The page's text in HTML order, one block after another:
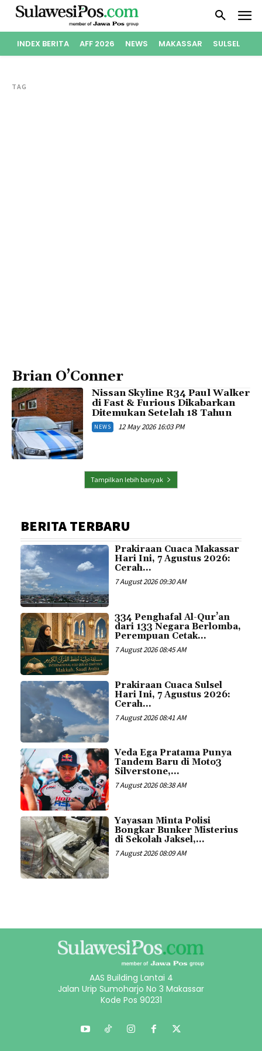
INDEX BERITA AFF 2026 NEWS MAKASSAR SULSEL
TAG
Brian O’Conner
Nissan Skyline R34 Paul Walker
di Fast & Furious Dikabarkan
Ditemukan Setelah 18 Tahun
NEWS 12 May 2026 16:03 PM
Tampilkan lebih banyak
BERITA TERBARU
Prakiraan Cuaca Makassar
Hari Ini, 7 Agustus 2026:
Cerah...
7 August 2026 09:30 AM
334 Penghafal Al-Qur’an
dari 133 Negara Berlomba,
Perempuan Cetak...
7 August 2026 08:45 AM
Prakiraan Cuaca Sulsel
Hari Ini, 7 Agustus 2026:
Cerah...
7 August 2026 08:41 AM
Veda Ega Pratama Punya
Tandem Baru di Moto3
Silverstone,...
7 August 2026 08:38 AM
Yayasan Minta Polisi
Bongkar Bunker Misterius
di Sekolah Jaksel,...
7 August 2026 08:09 AM
AAS Building Lantai 4
Jalan Urip Sumoharjo No 3 Makassar
Kode Pos 90231